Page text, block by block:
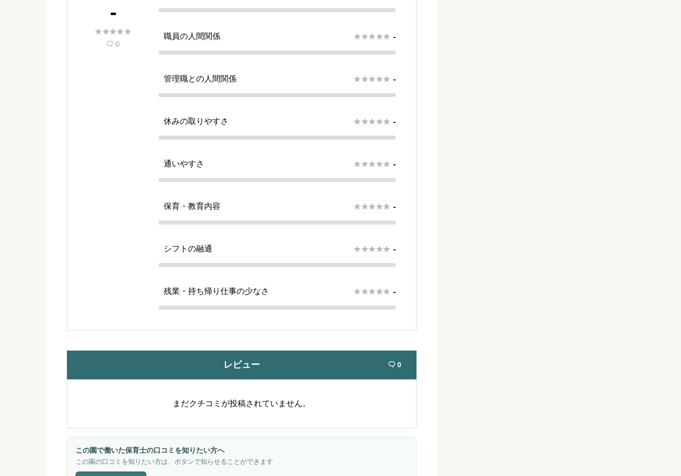
-

 0
職員の人間関係  -
管理職との人間関係  -
休みの取りやすさ  -
通いやすさ  -
保育・教育内容  -
シフトの融通  -
残業・持ち帰り仕事の少なさ  -
レビュー  0
まだクチコミが投稿されていません。
この園で働いた保育士の口コミを知りたい方へ
この園の口コミを知りたい方は、ボタンで知らせることができます